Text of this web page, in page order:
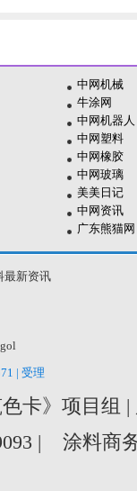
中网机械
牛涂网
中网机器人
中网塑料
中网橡胶
中网玻璃
美美日记
中网资讯
广东熊猫网
最新资讯
| 受理
卡》项目组
| 涂料商